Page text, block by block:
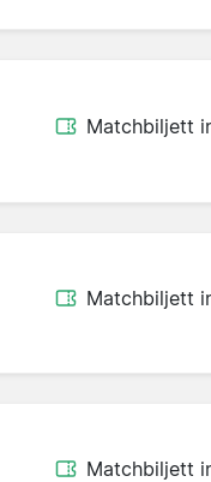
Matchbiljett
Matchbiljett
Matchbiljett